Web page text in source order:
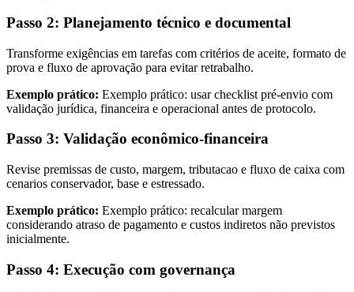
Passo 2: Planejamento técnico e documental
Transforme exigências em tarefas com critérios de aceite, formato de
prova e fluxo de aprovação para evitar retrabalho.
Exemplo prático: Exemplo prático: usar checklist pré-envio com
validação jurídica, financeira e operacional antes de protocolo.
Passo 3: Validação econômico-financeira
Revise premissas de custo, margem, tributacao e fluxo de caixa com
cenarios conservador, base e estressado.
Exemplo prático: Exemplo prático: recalcular margem
considerando atraso de pagamento e custos indiretos não previstos
inicialmente.
Passo 4: Execução com governança